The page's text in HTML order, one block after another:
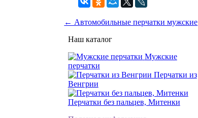
← Автомобильные перчатки мужские
Наш каталог
Мужские
перчатки
Перчатки из
Венгрии
Перчатки без пальцев, Митенки